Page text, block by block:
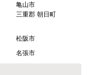
亀山市
三重郡 朝日町
松阪市
名張市